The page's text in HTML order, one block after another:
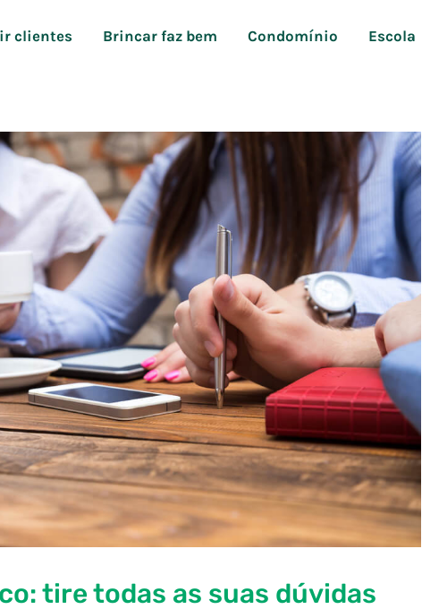
clientes Brincar faz bem Condomínio Escola
tire todas as suas dúvidas